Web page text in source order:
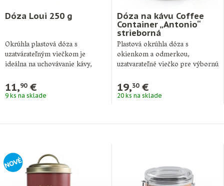
Dóza Loui 250 g
Okrúhla plastová dóza s
uzatvárateľným viečkom je
ideálna na uchovávanie kávy,
ochranu …
11,90€
9 ks na sklade
Dóza na kávu Coffee
Container „Antonio“
strieborná
Plastová okrúhla dóza s
okienkom a odmerkou,
uzatvarateľné viečko pre výbornú
Výška: …
19,30€
20 ks na sklade